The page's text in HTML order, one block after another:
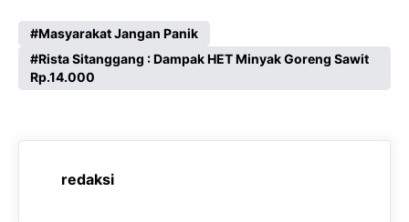
c
e
b
a
t
s
p
l
e
g
m
s
s
e
Masyarakat Jangan Panik
Rista Sitanggang : Dampak HET Minyak Goreng Sawit
Rp.14.000
redaksi